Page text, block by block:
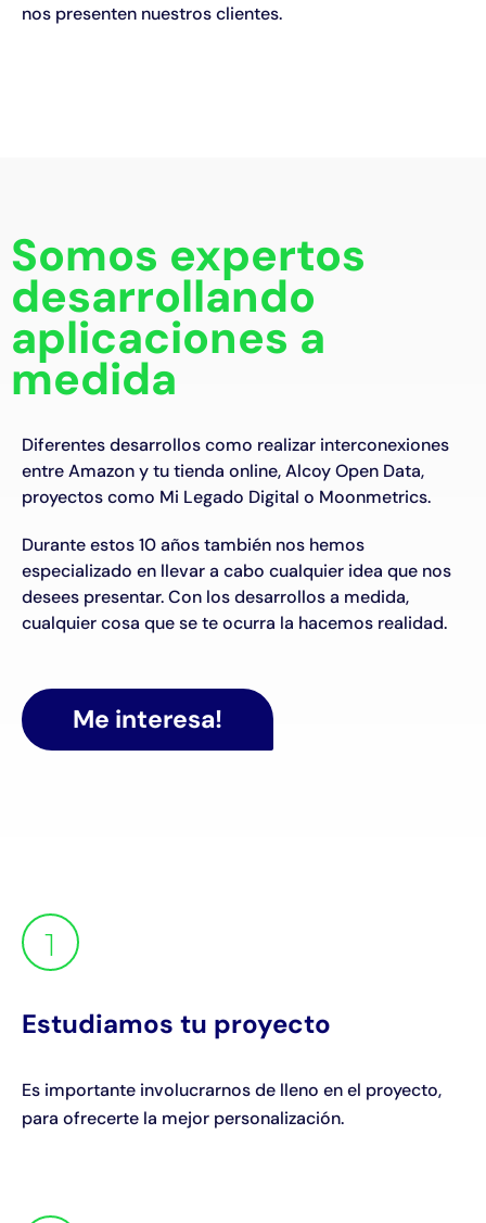
nos presenten nuestros clientes.
Somos expertos
desarrollando
aplicaciones a
medida
Diferentes desarrollos como realizar interconexiones
entre Amazon y tu tienda online, Alcoy Open Data,
proyectos como Mi Legado Digital o Moonmetrics.
Durante estos 10 años también nos hemos
especializado en llevar a cabo cualquier idea que nos
desees presentar. Con los desarrollos a medida,
cualquier cosa que se te ocurra la hacemos realidad.
Me interesa!
1
Estudiamos tu proyecto
Es importante involucrarnos de lleno en el proyecto,
para ofrecerte la mejor personalización.